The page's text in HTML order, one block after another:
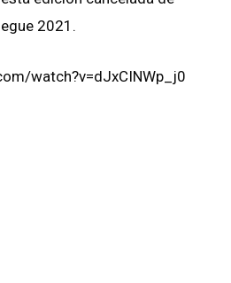
2021.
watch?v=dJxCINWp_j0